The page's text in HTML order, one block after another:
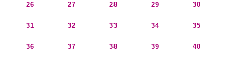
26 27 28 29 30
31 32 33 34 35
36 37 38 39 40